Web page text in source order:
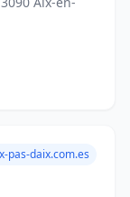
pas-daix.com.es